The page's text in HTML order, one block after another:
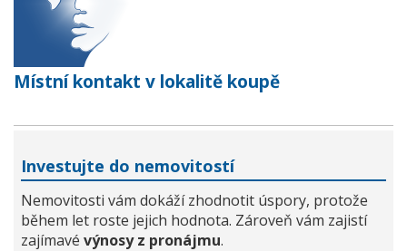
Místní kontakt v lokalitě koupě
Investujte do nemovitostí
Nemovitosti vám dokáží zhodnotit úspory, protože
během let roste jejich hodnota. Zároveň vám zajistí
zajímavé výnosy z pronájmu.